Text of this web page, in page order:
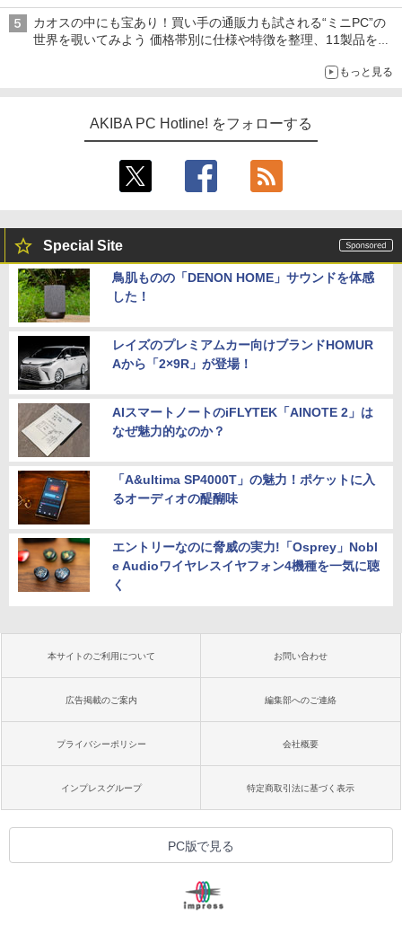
カオスの中にも宝あり！買い手の通販力も試される“ミニPC”の
世界を覗いてみよう 価格帯別に仕様や特徴を整理、11製品をピ
もっと見る
AKIBA PC Hotline! をフォローする
Special Site
鳥肌ものの「DENON HOME」サウンドを体感
した！
レイズのプレミアムカー向けブランドHOMUR
Aから「2×9R」が登場！
AIスマートノートのiFLYTEK「AINOTE 2」は
なぜ魅力的なのか？
「A&ultima SP4000T」の魅力！ポケットに入
るオーディオの醍醐味
エントリーなのに脅威の実力!「Osprey」Nobl
e Audioワイヤレスイヤフォン4機種を一気に聴
く
本サイトのご利用について お問い合わせ
広告掲載のご案内 編集部へのご連絡
プライバシーポリシー 会社概要
インプレスグループ 特定商取引法に基づく表示
PC版で見る